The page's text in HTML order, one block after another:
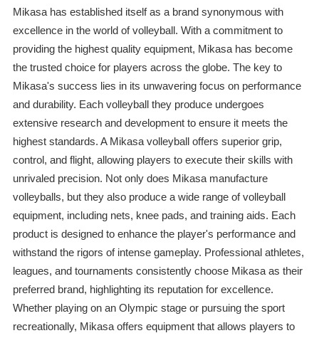
Mikasa has established itself as a brand synonymous with
excellence in the world of volleyball. With a commitment to
providing the highest quality equipment, Mikasa has become
the trusted choice for players across the globe. The key to
Mikasa's success lies in its unwavering focus on performance
and durability. Each volleyball they produce undergoes
extensive research and development to ensure it meets the
highest standards. A Mikasa volleyball offers superior grip,
control, and flight, allowing players to execute their skills with
unrivaled precision. Not only does Mikasa manufacture
volleyballs, but they also produce a wide range of volleyball
equipment, including nets, knee pads, and training aids. Each
product is designed to enhance the player's performance and
withstand the rigors of intense gameplay. Professional athletes,
leagues, and tournaments consistently choose Mikasa as their
preferred brand, highlighting its reputation for excellence.
Whether playing on an Olympic stage or pursuing the sport
recreationally, Mikasa offers equipment that allows players to